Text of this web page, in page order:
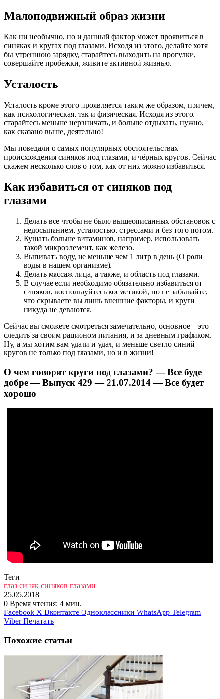
Малоподвижный образ жизни
Как ни необычно, но и данный фактор может проявиться в
синяках и кругах под глазами. Исходя из этого, делайте хотя
бы утреннюю зарядку, старайтесь выходить на прогулки,
совершайте пробежки, живите активной жизнью.
Усталость
Усталость кроме этого проявляется таким же образом, причем,
как психологическая, так и физическая. Исходя из этого,
старайтесь меньше нервничать, и больше отдыхать, нужно,
как сказано выше, деятельно!
Мы поведали о самых популярных обстоятельствах
происхождения синяков под глазами, и чёрных кругов. Сейчас
скажем несколько слов о том, как от них можно избавиться.
Как избавиться от синяков под
глазами
Делать все чтобы не было вышеописанных обстановок с
недосыпанием, усталостью, стрессами и без того потом.
Кушать больше витаминов, например, использовать
такой микроэлемент, как железо.
Выпивать воду, не меньше чем 1 литр в день (О роли
воды в нашем организме).
Делать массаж лица, а также, и область под глазами.
В случае если необходимо обязательно избавиться от
синяков, воспользуйтесь косметикой, но не забывайте,
что скрываете вы лишь внешние факторы, и круги
никуда не деваются.
Сейчас вы сможете смотреться замечательно, основное – это
следить за своим рационом питания, и за дневным графиком.
Ну, а мы хотим вам удачи и удач, и меньше светло синий
кругов не только под глазами, но и в жизни!
О чем говорят круги под глазами? — Все буде
добре — Выпуск 429 — 21.07.2014 — Все будет
хорошо
Теги
глаз синяк синяков глазами
25.05.2018
0 Время чтения: 4 мин.
Facebook X Вконтакте Одноклассники WhatsApp Telegram
Viber Печатать
Похожие статьи